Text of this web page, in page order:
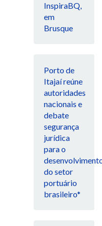
InspiraBQ,
em
Brusque
Porto de
Itajaí reúne
autoridades
nacionais e
debate
segurança
jurídica
para o
do setor
portuário
brasileiro*